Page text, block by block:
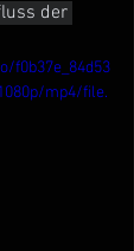
der
f0b37e_84d53
mp4/file.